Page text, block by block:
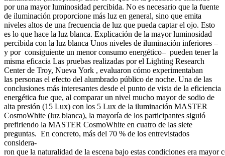
por una mayor luminosidad percibida. No es necesario que la fuente
de iluminación proporcione más luz en general, sino que emita
niveles altos de una frecuencia de luz que pueda captar el ojo. Esto
es lo que hace la luz blanca. Explicación de la mayor luminosidad
percibida con la luz blanca Unos niveles de iluminación inferiores –
y por consiguiente un menor consumo energético– pueden tener la
misma eficacia Las pruebas realizadas por el Lighting Research
Center de Troy, Nueva York , evaluaron cómo experimentaban
las personas el efecto del alumbrado público de noche. Una de las
conclusiones más interesantes desde el punto de vista de la eficiencia
energética fue que, al comparar un nivel mucho mayor de sodio de
alta presión (15 Lux) con los 5 Lux de la iluminación MASTER
CosmoWhite (luz blanca), la mayoría de los participantes siguió
prefiriendo la MASTER CosmoWhite en cuatro de las siete
preguntas. En concreto, más del 70 % de los entrevistados
considera-
ron que la naturalidad de la escena bajo estas condiciones era